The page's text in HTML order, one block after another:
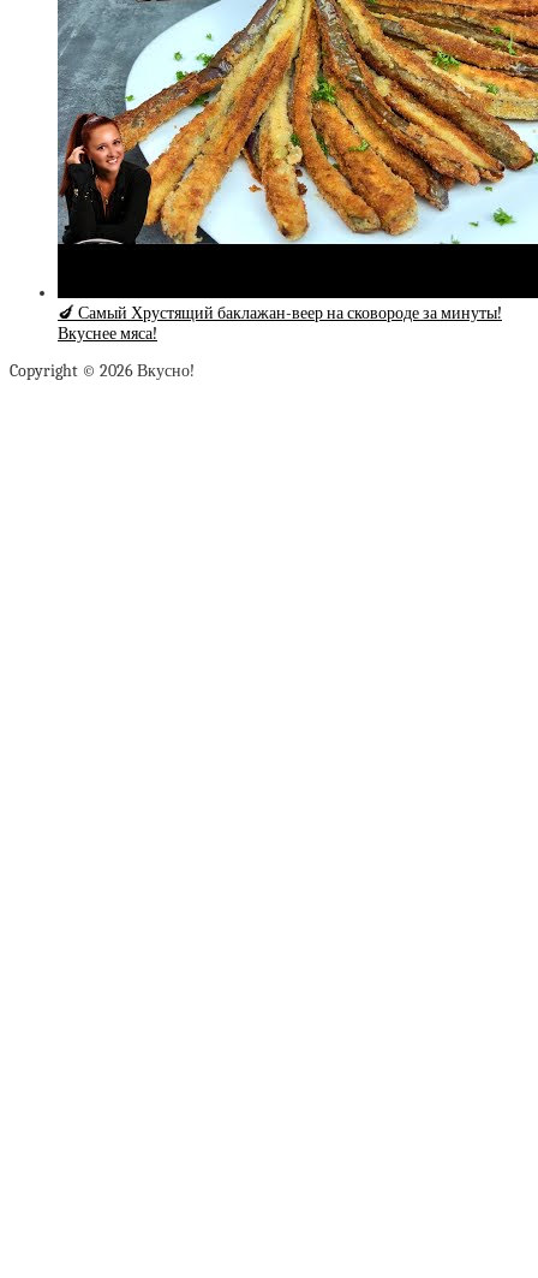
🍆 Самый Хрустящий баклажан-веер на сковороде за минуты!
Вкуснее мяса!
Copyright © 2026 Вкусно!